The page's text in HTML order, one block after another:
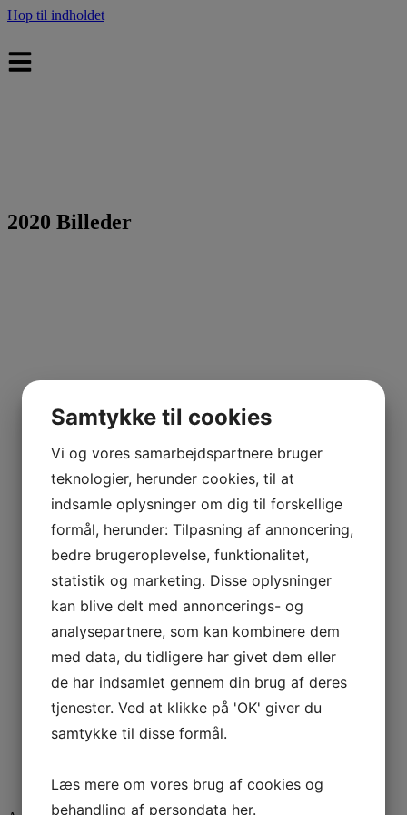
Hop til indholdet
2020 Billeder
Samtykke til cookies
Vi og vores samarbejdspartnere bruger
teknologier, herunder cookies, til at
indsamle oplysninger om dig til forskellige
formål, herunder: Tilpasning af annoncering,
bedre brugeroplevelse, funktionalitet,
statistik og marketing. Disse oplysninger
kan blive delt med annoncerings- og
analysepartnere, som kan kombinere dem
med data, du tidligere har givet dem eller
de har indsamlet gennem din brug af deres
tjenester. Ved at klikke på 'OK' giver du
samtykke til disse formål.
Læs mere om vores brug af cookies og
behandling af persondata her.